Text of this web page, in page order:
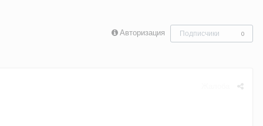
Авторизация Подписчики 0